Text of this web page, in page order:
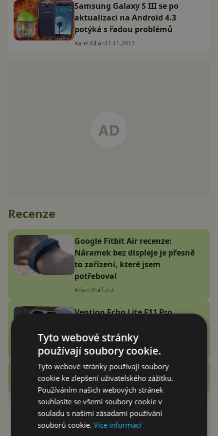
Samsung Galaxy S III se po
aktualizaci na Android 4.3
potýká s řadou problémů
Karel Kilián11.11.2013
Recenze
Google Fitbit Air recenze:
Náramek bez displeje je přesně
to zařízení, které jsem
potřeboval
Adam Kurfürst
Vention Echo Lite E11 Pro
stovky zlatý grál nebo podfuk?
Vašek Švec
Zobrazit další
Recenze
Samsung Galaxy S III: oficiální
aktualizace na Android 4.3
Tyto webové stránky
používají soubory cookie.
Tyto webové stránky používají soubory
cookie ke zlepšení uživatelského zážitku.
Používáním našich webových stránek
souhlasíte se všemi soubory cookie v
souladu s našimi zásadami používání
souborů cookie.Více informací